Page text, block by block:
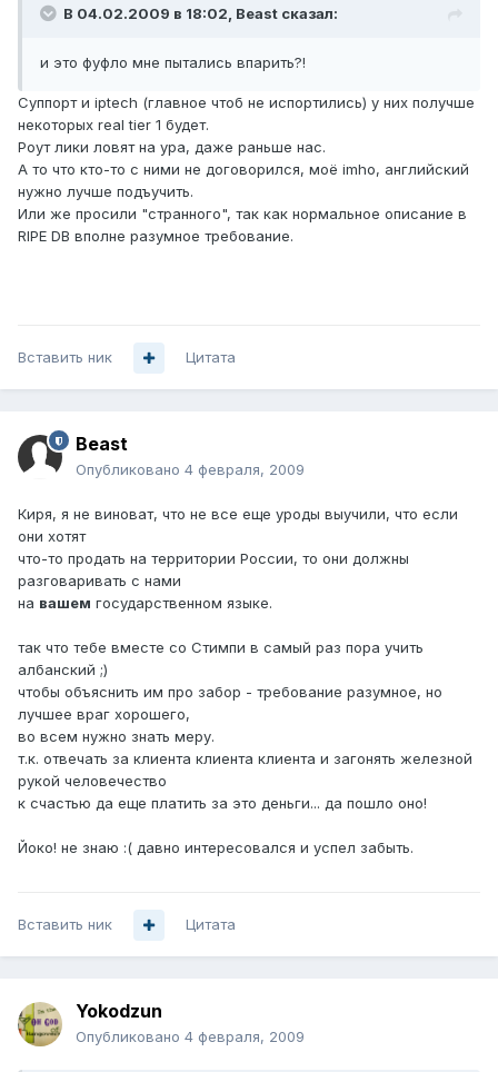
В 04.02.2009 в 18:02, Beast сказал:
и это фуфло мне пытались впарить?!
Суппорт и iptech (главное чтоб не испортились) у них получше
некоторых real tier 1 будет.
Роут лики ловят на ура, даже раньше нас.
А то что кто-то с ними не договорился, моё imho, английский
нужно лучше подъучить.
Или же просили "странного", так как нормальное описание в
RIPE DB вполне разумное требование.
Вставить ник Цитата
Beast
Опубликовано 4 февраля, 2009
Киря, я не виноват, что не все еще уроды выучили, что если
они хотят
что-то продать на территории России, то они должны
разговаривать с нами
на вашем государственном языке.
так что тебе вместе со Стимпи в самый раз пора учить
албанский ;)
чтобы объяснить им про забор - требование разумное, но
лучшее враг хорошего,
во всем нужно знать меру.
т.к. отвечать за клиента клиента клиента и загонять железной
рукой человечество
к счастью да еще платить за это деньги... да пошло оно!
Йоко! не знаю :( давно интересовался и успел забыть.
Вставить ник Цитата
Yokodzun
Опубликовано 4 февраля, 2009